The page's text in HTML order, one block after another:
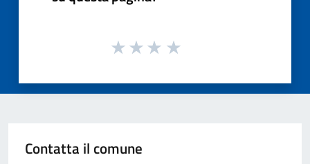
Contatta il comune